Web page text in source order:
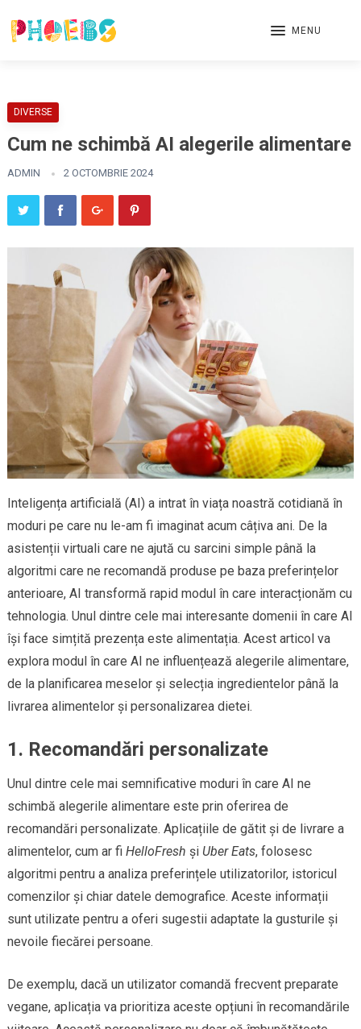
MENU
DIVERSE
Cum ne schimbă AI alegerile alimentare
ADMIN 2 OCTOMBRIE 2024
Inteligența artificială (AI) a intrat în viața noastră cotidiană în
moduri pe care nu le-am fi imaginat acum câțiva ani. De la
asistenții virtuali care ne ajută cu sarcini simple până la
algoritmi care ne recomandă produse pe baza preferințelor
anterioare, AI transformă rapid modul în care interacționăm cu
tehnologia. Unul dintre cele mai interesante domenii în care AI
își face simțită prezența este alimentația. Acest articol va
explora modul în care AI ne influențează alegerile alimentare,
de la planificarea meselor și selecția ingredientelor până la
livrarea alimentelor și personalizarea dietei.
1. Recomandări personalizate
Unul dintre cele mai semnificative moduri în care AI ne
schimbă alegerile alimentare este prin oferirea de
recomandări personalizate. Aplicațiile de gătit și de livrare a
alimentelor, cum ar fi HelloFresh și Uber Eats, folosesc
algoritmi pentru a analiza preferințele utilizatorilor, istoricul
comenzilor și chiar datele demografice. Aceste informații
sunt utilizate pentru a oferi sugestii adaptate la gusturile și
nevoile fiecărei persoane.
De exemplu, dacă un utilizator comandă frecvent preparate
vegane, aplicația va prioritiza aceste opțiuni în recomandările